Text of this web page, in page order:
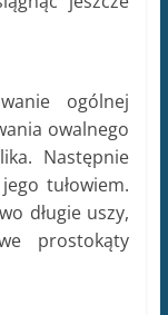
ogólnej
owalnego
Następnie
tułowiem.
długie uszy,
prostokąty